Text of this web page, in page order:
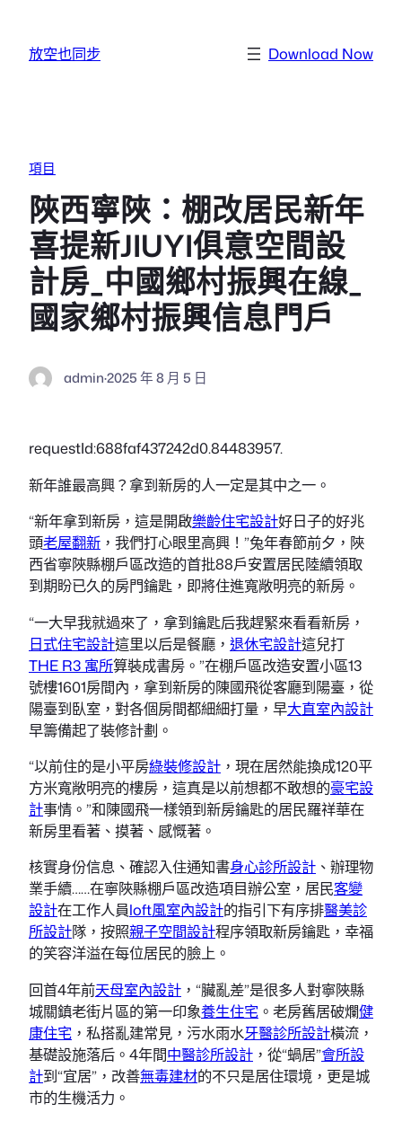
放空也同步 Download Now
項目
陜西寧陜：棚改居民新年
喜提新JIUYI俱意空間設
計房_中國鄉村振興在線_
國家鄉村振興信息門戶
admin·2025 年 8 月 5 日
requestId:688faf437242d0.84483957.
新年誰最高興？拿到新房的人一定是其中之一。
“新年拿到新房，這是開啟樂齡住宅設計好日子的好兆
頭老屋翻新 ，我們打心眼里高興！”兔年春節前夕，陜
西省寧陜縣棚戶區改造的首批88戶安置居民陸續領取
到期盼已久的房門鑰匙，即將住進寬敞明亮的新房。
“一大早我就過來了，拿到鑰匙后我趕緊來看看新房，
日式住宅設計這里以后是餐廳， 退休宅設計這兒打
THE R3 寓所算裝成書房。”在棚戶區改造安置小區13
號樓1601房間內，拿到新房的陳國飛從客廳到陽臺，從
陽臺到臥室，對各個房間都細細打量，早大直室內設計
早籌備起了裝修計劃。
“以前住的是小平房綠裝修設計 ，現在居然能換成120平
方米寬敞明亮的樓房，這真是以前想都不敢想的豪宅設
計事情。”和陳國飛一樣領到新房鑰匙的居民羅祥華在
新房里看著、摸著、感慨著。
核實身份信息、確認入住通知書身心診所設計 、辦理物
業手續……在寧陜縣棚戶區改造項目辦公室，居民客變
設計在工作人員loft風室內設計的指引下有序排醫美診
所設計隊，按照親子空間設計程序領取新房鑰匙，幸福
的笑容洋溢在每位居民的臉上。
回首4年前天母室內設計 ，“臟亂差”是很多人對寧陜縣
城關鎮老街片區的第一印象養生住宅 。老房舊居破爛健
康住宅 ，私搭亂建常見，污水雨水牙醫診所設計橫流，
基礎設施落后。4年間中醫診所設計 ，從“蝸居”會所設
計到“宜居”，改善無毒建材的不只是居住環境，更是城
市的生機活力。